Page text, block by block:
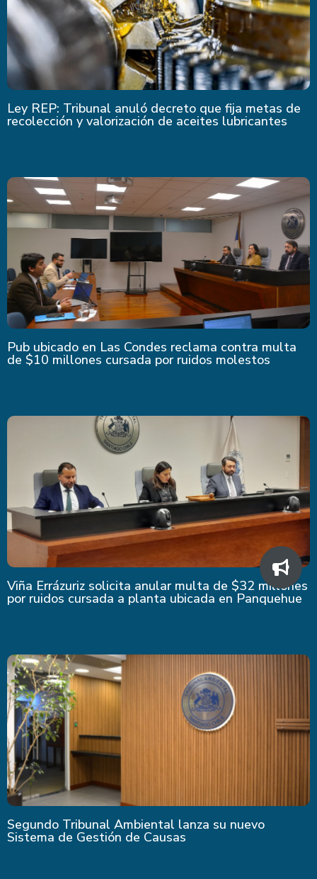
Ley REP: Tribunal anuló decreto que fija metas de
recolección y valorización de aceites lubricantes
Pub ubicado en Las Condes reclama contra multa
de $10 millones cursada por ruidos molestos
Viña Errázuriz solicita anular multa de $32 millones
por ruidos cursada a planta ubicada en Panquehue
Segundo Tribunal Ambiental lanza su nuevo
Sistema de Gestión de Causas